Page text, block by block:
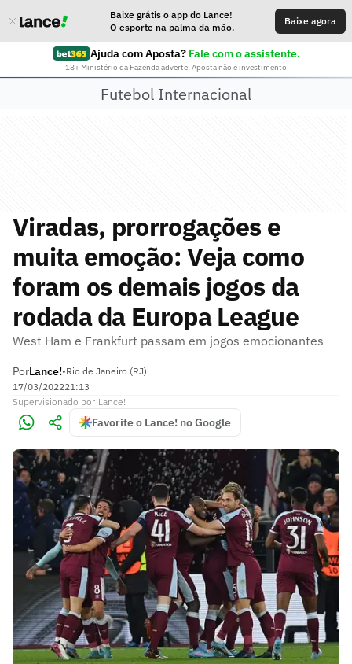
Baixe grátis o app do Lance!
O esporte na palma da mão.
Baixe agora
Ajuda com Aposta? Fale com o assistente.
18+ Ministério da Fazenda adverte: Aposta não é investimento
Futebol Internacional
Viradas, prorrogações e
muita emoção: Veja como
foram os demais jogos da
rodada da Europa League
West Ham e Frankfurt passam em jogos emocionantes
PorLance!•Rio de Janeiro (RJ)
17/03/202221:13
Supervisionado por Lance!
Favorite o Lance! no Google